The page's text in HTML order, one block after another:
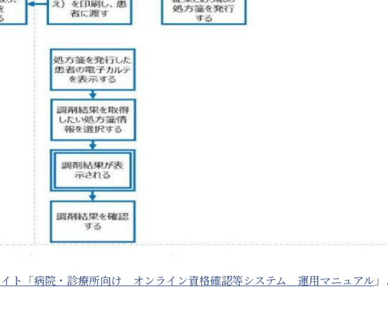
ト「病院・診療所向け オンライン資格確認等システム 運用マニュアル」